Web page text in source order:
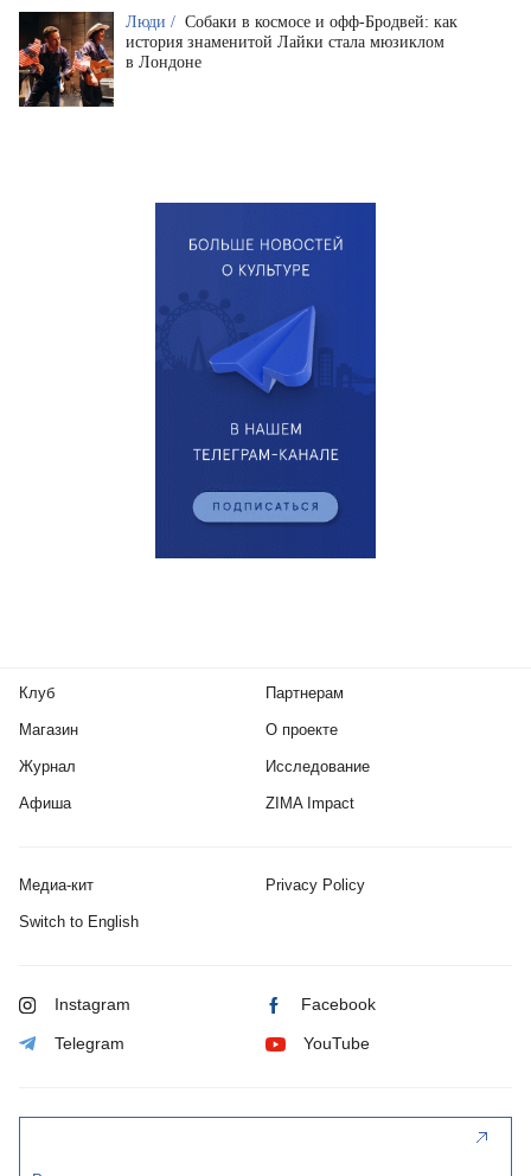
Люди / Собаки в космосе и офф-Бродвей: как
история знаменитой Лайки стала мюзиклом
в Лондоне
Клуб
Магазин
Журнал
Афиша
Партнерам
О проекте
Исследование
ZIMA Impact
Медиа-кит Privacy Policy
Switch to English
Instagram Facebook
Telegram YouTube